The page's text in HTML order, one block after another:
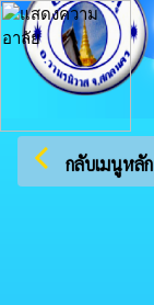
arrow_back_ios กลับเมนูหลัก